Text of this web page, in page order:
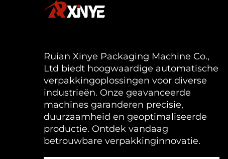
Ruian Xinye Packaging Machine Co.,
Ltd biedt hoogwaardige automatische
verpakkingoplossingen voor diverse
industrieën. Onze geavanceerde
machines garanderen precisie,
duurzaamheid en geoptimaliseerde
productie. Ontdek vandaag
betrouwbare verpakkinginnovatie.